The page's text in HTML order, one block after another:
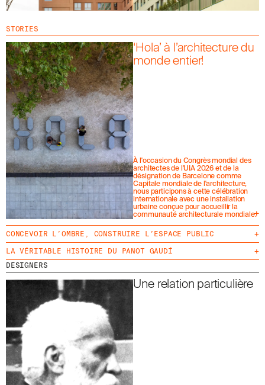
STORIES
‘Hola’ à l’architecture du
monde entier!
À l'occasion du Congrès mondial des
architectes de l'UIA 2026 et de la
désignation de Barcelone comme
Capitale mondiale de l'architecture,
nous participons à cette célébration
internationale avec une installation
urbaine conçue pour accueillir la
communauté architecturale mondiale.+
CONCEVOIR L’OMBRE, CONSTRUIRE L’ESPACE PUBLIC
+
LA VÉRITABLE HISTOIRE DU PANOT GAUDÍ
+
DESIGNERS
Une relation particulière